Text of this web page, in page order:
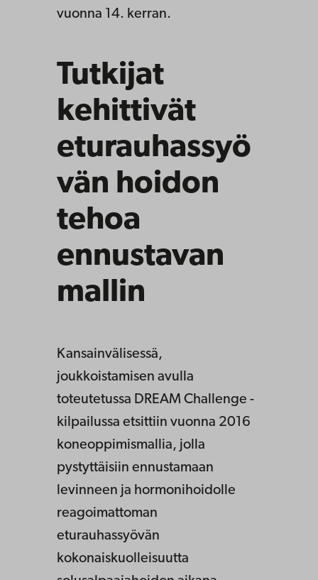
vuonna 14. kerran.
Tutkijat
kehittivät
eturauhassyö
vän hoidon
tehoa
ennustavan
mallin
Kansainvälisessä,
joukkoistamisen avulla
toteutetussa DREAM Challenge -
kilpailussa etsittiin vuonna 2016
koneoppimismallia, jolla
pystyttäisiin ennustamaan
levinneen ja hormonihoidolle
reagoimattoman
eturauhassyövän
kokonaiskuolleisuutta